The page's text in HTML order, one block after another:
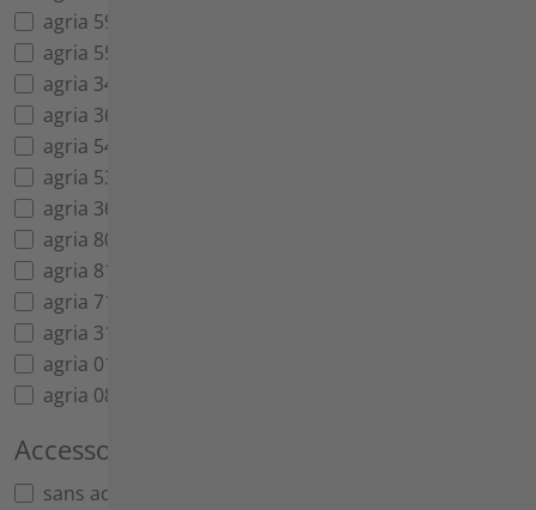
agria 5900 porte-outils
agria 5500 Porte-outils
agria 3400 monoaxe
agria 3600 monoaxe
agria 5400 Tondeuse combinée
agria 5300/5300e Tondeuse combinée
agria 3600 BM Tondeuse combinée
agria 8000 Gestrüppmäher
agria 8100 Brosse à herbes sauvages
agria 7100/7100e Balayeuse
agria 3100 houe à une roue
agria 0100-R/0100e Motobineuse polyvalente
agria 0800 Motobineuse
Accessoire
sans accessoire